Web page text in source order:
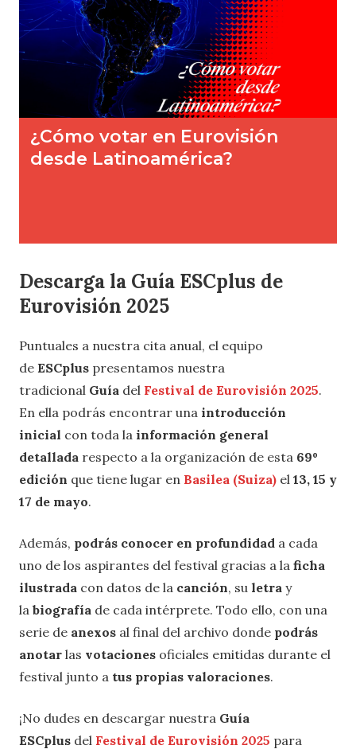
Descarga la Guía ESCplus de
Eurovisión 2025
Puntuales a nuestra cita anual, el equipo
de ESCplus presentamos nuestra
tradicional Guía del Festival de Eurovisión 2025.
En ella podrás encontrar una introducción
inicial con toda la información general
detallada respecto a la organización de esta 69º
edición que tiene lugar en Basilea (Suiza) el 13, 15 y
17 de mayo.
Además, podrás conocer en profundidad a cada
uno de los aspirantes del festival gracias a la ficha
ilustrada con datos de la canción, su letra y
la biografía de cada intérprete. Todo ello, con una
serie de anexos al final del archivo donde podrás
anotar las votaciones oficiales emitidas durante el
festival junto a tus propias valoraciones.
¡No dudes en descargar nuestra Guía
ESCplus del Festival de Eurovisión 2025 para